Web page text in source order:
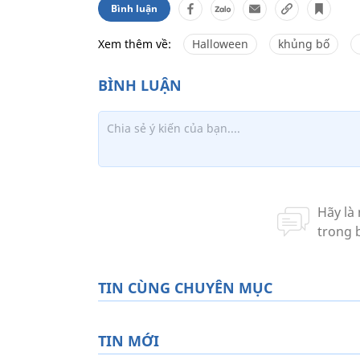
Bình luận
Xem thêm về: Halloween khủng bố
TIN CÙNG CHUYÊN MỤC
TIN MỚI